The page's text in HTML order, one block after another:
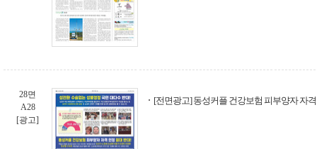
28면
A28
[광고]
[전면광고] 동성커플 건강보험 피부양자 자